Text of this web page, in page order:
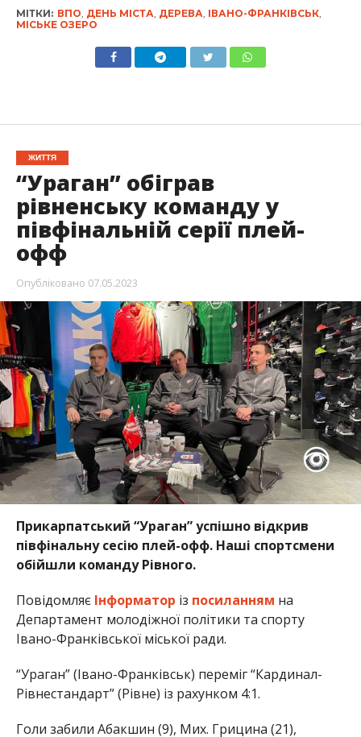
МІТКИ: ВПО ДЕНЬ МІСТА ДЕРЕВА ІВАНО-ФРАНКІВСЬК,
МІСЬКЕ ОЗЕРО
ЖИТТЯ
“Ураган” обіграв
рівненську команду у
півфінальній серії плей-
офф
Опубліковано 07.05.2023
Прикарпатський “Ураган” успішно відкрив
півфінальну сесію плей-офф. Наші спортсмени
обійшли команду Рівного.
Повідомляє Інформатор із посиланням на
Департамент молодіжної політики та спорту
Івано-Франківської міської ради.
“Ураган” (Івано-Франківськ) переміг “Кардинал-
Рівнестандарт” (Рівне) із рахунком 4:1.
Голи забили Абакшин (9), Мих. Грицина (21),